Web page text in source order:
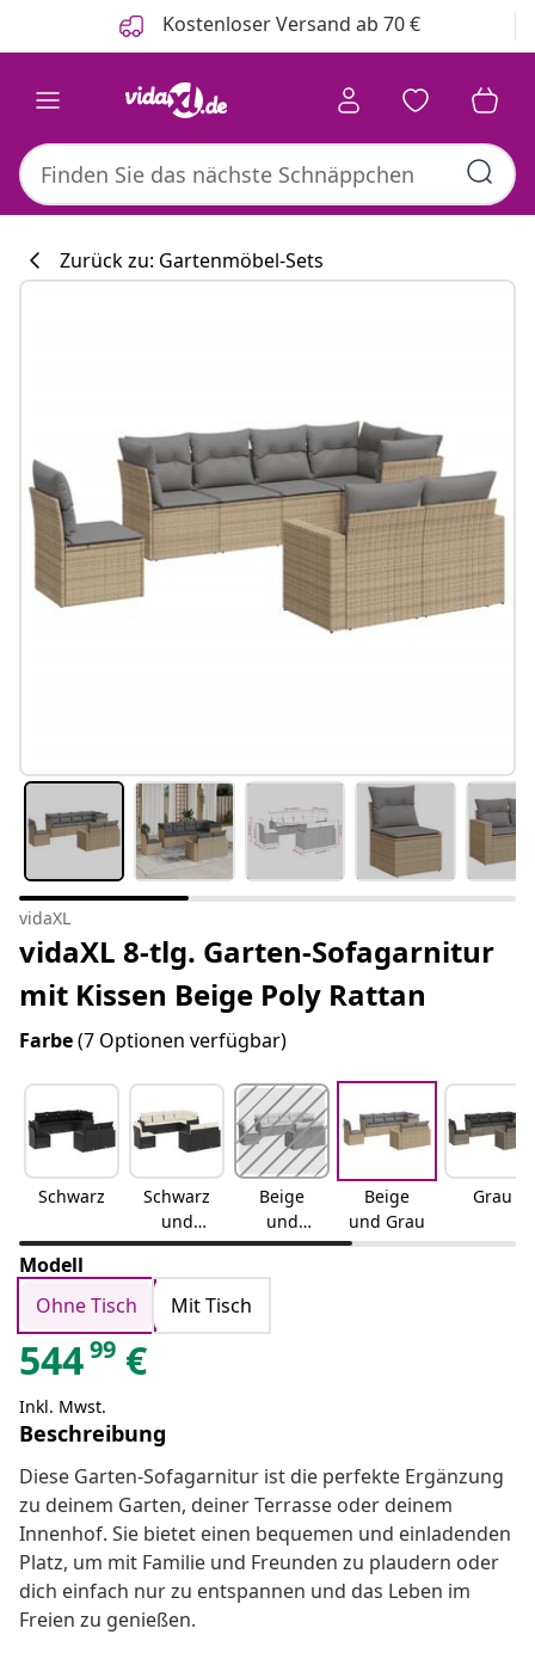
Kostenloser Versand ab 70 €
Zurück zu: Gartenmöbel-Sets
vidaXL
vidaXL 8-tlg. Garten-Sofagarnitur
mit Kissen Beige Poly Rattan
Farbe(7 Optionen verfügbar)
Schwarz
Schwarz
und
Creme
Beige
und
Creme
Beige
und Grau
Grau
Modell
Ohne Tisch
Mit Tisch
54499 €
Inkl. Mwst.
Beschreibung
Diese Garten-Sofagarnitur ist die perfekte Ergänzung
zu deinem Garten, deiner Terrasse oder deinem
Innenhof. Sie bietet einen bequemen und einladenden
Platz, um mit Familie und Freunden zu plaudern oder
dich einfach nur zu entspannen und das Leben im
Freien zu genießen.